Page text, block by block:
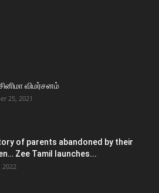
சினிமா விமர்சனம்
25, 2021
of parents abandoned by their
Zee Tamil launches...
2022